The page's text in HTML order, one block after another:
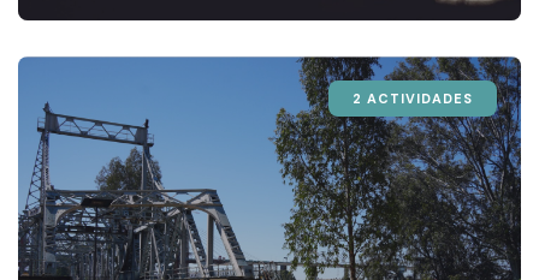
2 ACTIVIDADES